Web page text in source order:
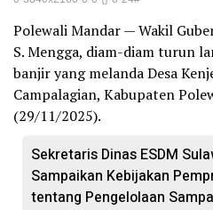
Polewali Mandar — Wakil
S. Mengga, diam-diam turun
banjir yang melanda Desa
Campalagian, Kabupaten
(29/11/2025).
Sekretaris Dinas ESDM
Sampaikan Kebijakan
tentang Pengelolaan